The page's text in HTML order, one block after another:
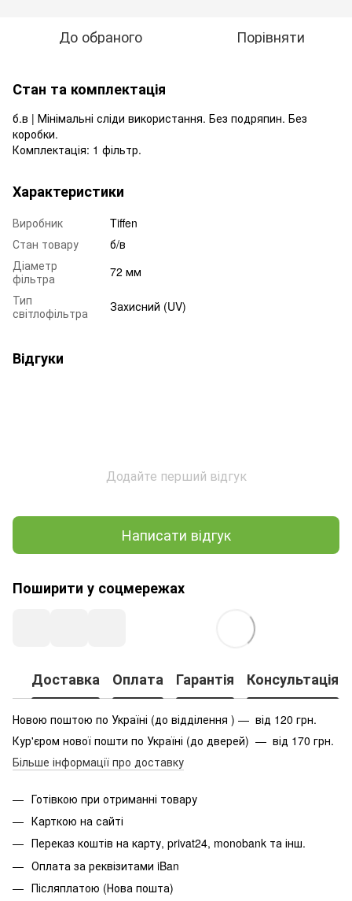
До обраного Порівняти
Стан та комплектація
б.в | Мінімальні сліди використання. Без подряпин. Без
коробки.
Комплектація: 1 фільтр.
Характеристики
Виробник
Tiffen
Стан товару
б/в
Діаметр
фільтра
72 мм
Тип
світлофільтра
Захисний (UV)
Відгуки
Додайте перший відгук
Написати відгук
Поширити у соцмережах
Доставка Оплата Гарантія Консультація
Новою поштою по Україні (до відділення ) — від 120 грн.
Кур'єром нової пошти по Україні (до дверей) — від 170 грн.
Більше інформації про доставку
Готівкою при отриманні товару
Карткою на сайті
Переказ коштів на карту, privat24, monobank та інш.
Оплата за реквізитами iBan
Післяплатою (Нова пошта)